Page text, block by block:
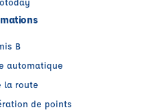
B
automatique
la route
de points